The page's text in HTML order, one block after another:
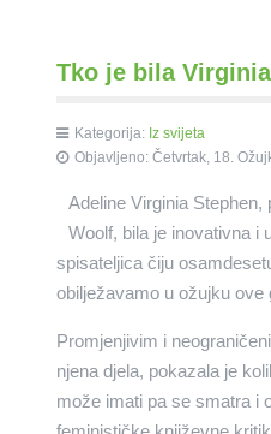
Tko je bila
Kategorija: Iz svijeta
Objavljeno: Četvrtak, 18.
Adeline Virginia Stephen,
Woolf, bila je inovativna i
spisateljica čiju
obilježavamo u ožujku ove
Promjenjivim i
njena djela, pokazala je
može imati pa se smatra i